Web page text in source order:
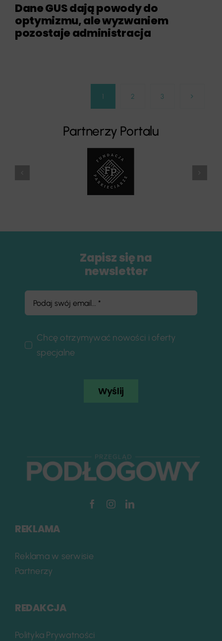
Dane GUS dają powody do
optymizmu, ale wyzwaniem
pozostaje administracja
1 2 3
Partnerzy Portalu
Zapisz się na
newsletter
Chcę otrzymywać nowości i oferty
specjalne
Wyślij
REKLAMA
Reklama w serwisie
Partnerzy
REDAKCJA
Polityka Prywatności